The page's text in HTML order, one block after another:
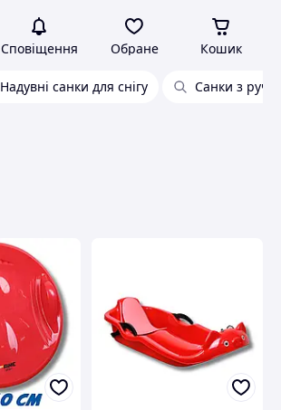
Сповіщення Обране Кошик
Надувні санки для снігу Санки з